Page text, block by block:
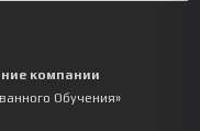
компании
Обучения»